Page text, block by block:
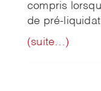
compris
de pré-
(suite…)